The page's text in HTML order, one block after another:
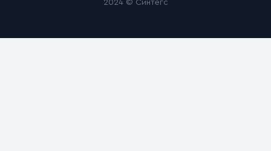
2024 © Синтегс